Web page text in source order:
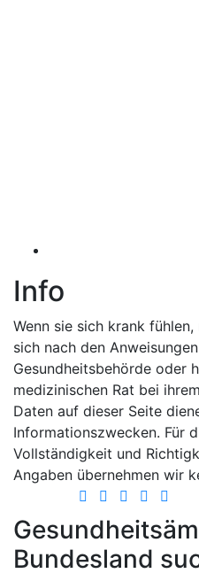
Info
Wenn sie sich krank
sich nach den
Gesundheitsbehörde oder
medizinischen Rat bei
Daten auf dieser Seite
Informationszwecken. Für
Vollständigkeit und
Angaben übernehmen wir
Bundesland